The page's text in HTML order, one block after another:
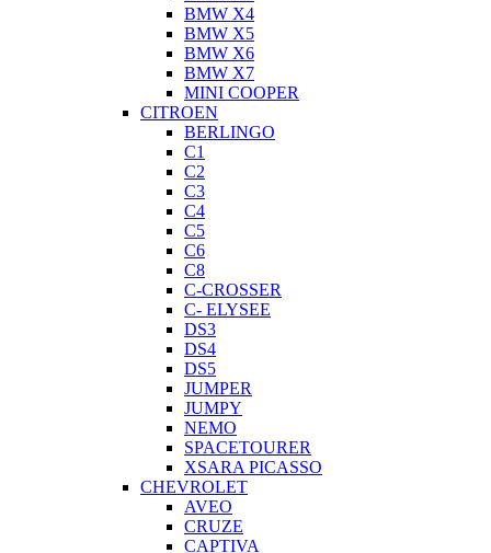
BMW X4
BMW X5
BMW X6
BMW X7
MINI COOPER
CITROEN
BERLINGO
C1
C2
C3
C4
C5
C6
C8
C-CROSSER
C- ELYSEE
DS3
DS4
DS5
JUMPER
JUMPY
NEMO
SPACETOURER
XSARA PICASSO
CHEVROLET
AVEO
CRUZE
CAPTIVA